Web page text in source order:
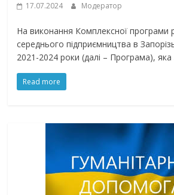
17.07.2024 Модератор
На виконання Комплексної програми
середнього підприємництва в
2021-2024 роки (далі – Програма),
Read more